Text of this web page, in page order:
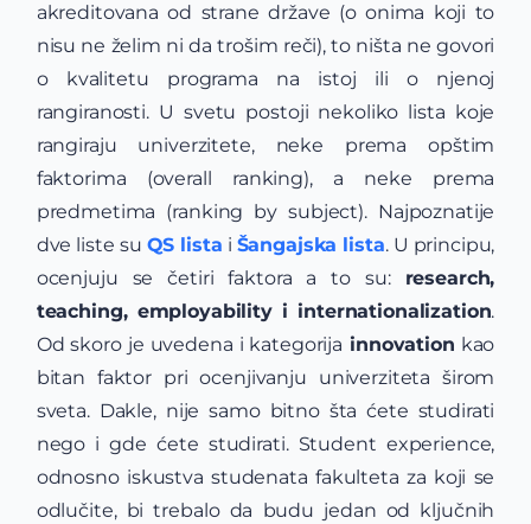
akreditovana od strane države (o onima koji to
nisu ne želim ni da trošim reči), to ništa ne govori
o kvalitetu programa na istoj ili o njenoj
rangiranosti. U svetu postoji nekoliko lista koje
rangiraju univerzitete, neke prema opštim
faktorima (overall ranking), a neke prema
predmetima (ranking by subject). Najpoznatije
dve liste su QS lista i Šangajska lista. U principu,
ocenjuju se četiri faktora a to su: research,
teaching, employability i internationalization.
Od skoro je uvedena i kategorija innovation kao
bitan faktor pri ocenjivanju univerziteta širom
sveta. Dakle, nije samo bitno šta ćete studirati
nego i gde ćete studirati. Student experience,
odnosno iskustva studenata fakulteta za koji se
odlučite, bi trebalo da budu jedan od ključnih